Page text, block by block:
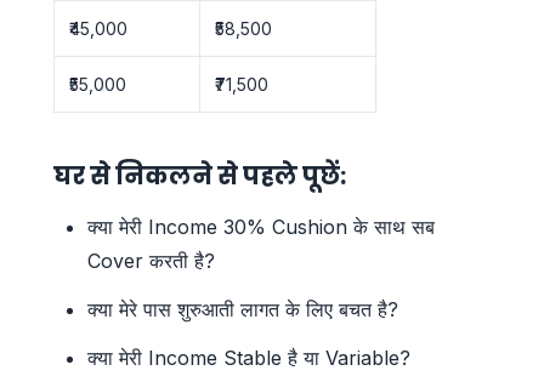
₹45,000 ₹58,500
₹55,000 ₹71,500
घर से निकलने से पहले पूछें:
क्या मेरी Income 30% Cushion के साथ सब
Cover करती है?
क्या मेरे पास शुरुआती लागत के लिए बचत है?
क्या मेरी Income Stable है या Variable?